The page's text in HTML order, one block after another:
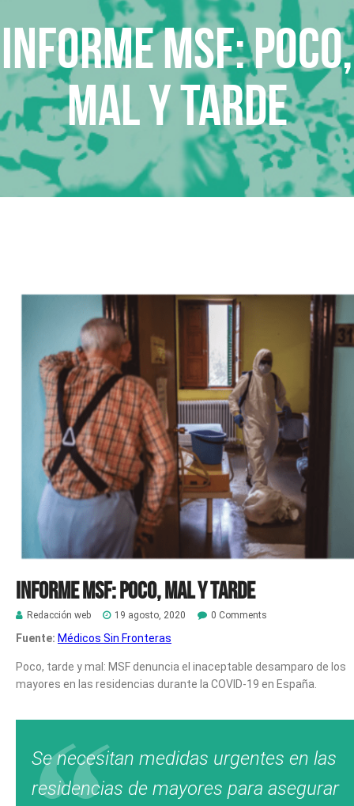
Informe MSF: Poco,
mal y tarde
Informe MSF: Poco, mal y tarde
Redacción web 19 agosto, 2020 0 Comments
Fuente: Médicos Sin Fronteras
Poco, tarde y mal: MSF denuncia el inaceptable desamparo de los
mayores en las residencias durante la COVID-19 en España.
Se necesitan medidas urgentes en las
residencias de mayores para asegurar